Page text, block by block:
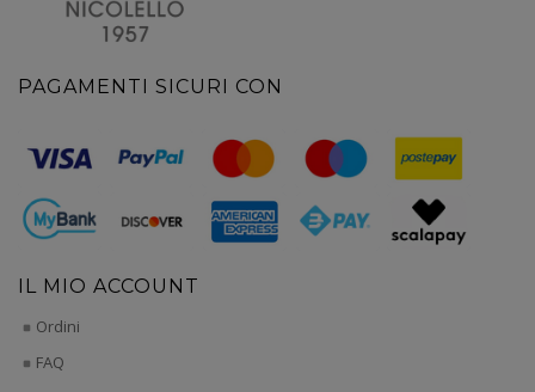
PAGAMENTI SICURI CON
IL MIO ACCOUNT
Ordini
FAQ